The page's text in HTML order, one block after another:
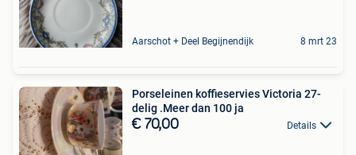
Aarschot + Deel Begijnendijk 8 mrt 23
Porseleinen koffieservies Victoria 27-
delig .Meer dan 100 ja
€ 70,00 Details